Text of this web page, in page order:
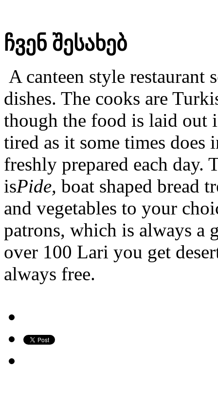
ჩვენ შესახებ
A canteen style restaurant
dishes. The cooks are
though the food is laid out
tired as it some times does
freshly prepared each day.
isPide, boat shaped bread
and vegetables to your
patrons, which is always a
over 100 Lari you get
always free.